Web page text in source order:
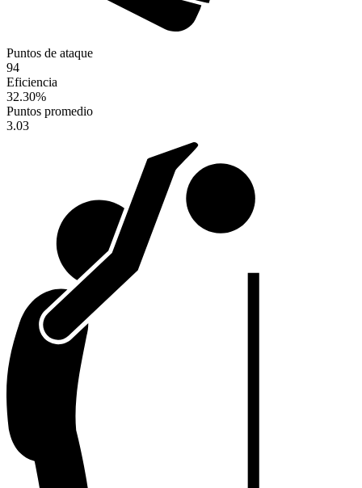
Puntos de ataque
94
Eficiencia
32.30%
Puntos promedio
3.03